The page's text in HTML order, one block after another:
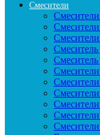
Смесители
Смесители
Смесители